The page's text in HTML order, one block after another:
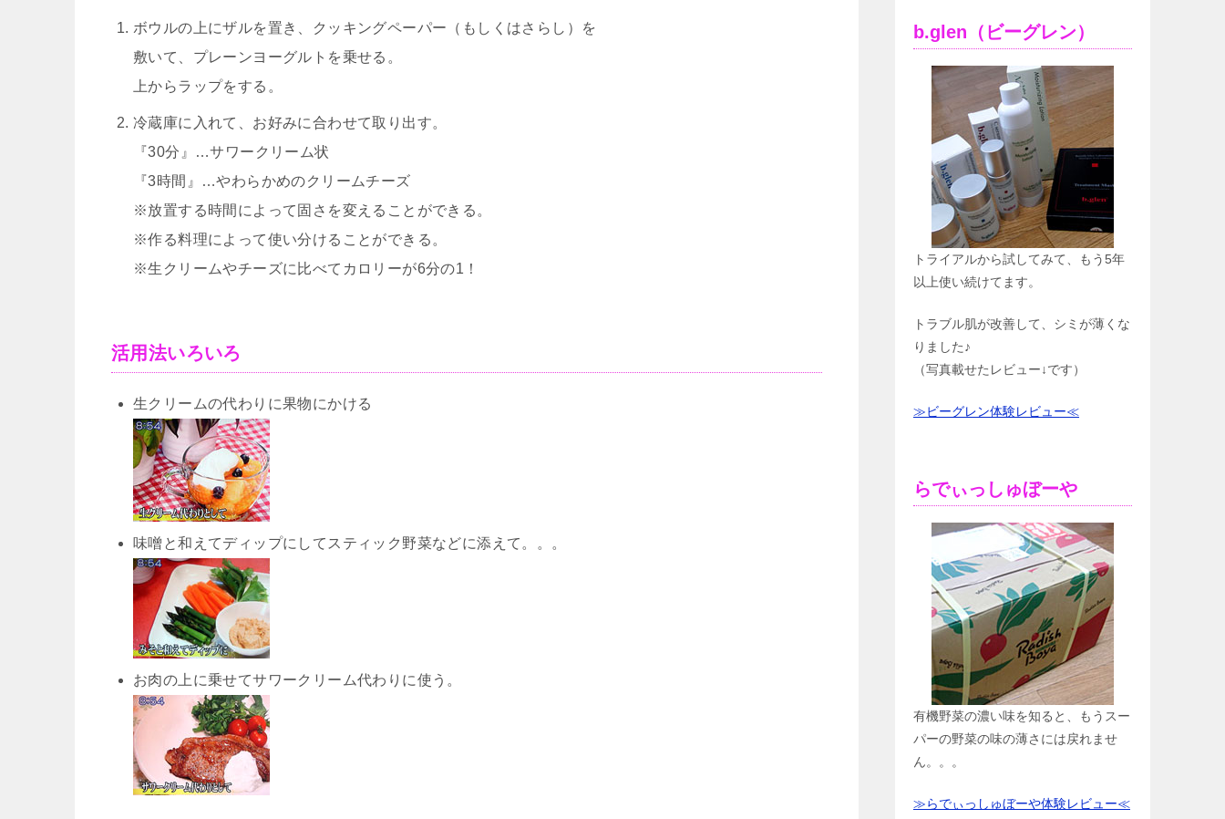
ボウルの上にザルを置き、クッキングペーパー（もしくはさらし）を
敷いて、プレーンヨーグルトを乗せる。
上からラップをする。
冷蔵庫に入れて、お好みに合わせて取り出す。
『30分』…サワークリーム状
『3時間』…やわらかめのクリームチーズ
※放置する時間によって固さを変えることができる。
※作る料理によって使い分けることができる。
※生クリームやチーズに比べてカロリーが6分の1！
活用法いろいろ
生クリームの代わりに果物にかける
味噌と和えてディップにしてスティック野菜などに添えて。。。
お肉の上に乗せてサワークリーム代わりに使う。
b.glen（ビーグレン）
トライアルから試してみて、もう5年
以上使い続けてます。
トラブル肌が改善して、シミが薄くな
りました♪
（写真載せたレビュー↓です）
≫ビーグレン体験レビュー≪
らでぃっしゅぼーや
有機野菜の濃い味を知ると、もうスー
パーの野菜の味の薄さには戻れませ
ん。。。
≫らでぃっしゅぼーや体験レビュー≪